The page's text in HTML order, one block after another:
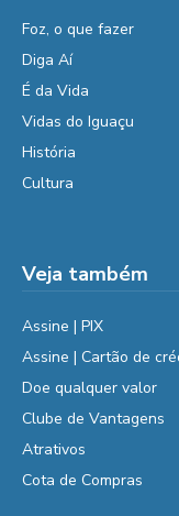
Foz, o que fazer
Diga Aí
É da Vida
Vidas do Iguaçu
História
Cultura
Veja também
Assine | PIX
Assine | Cartão de
Doe qualquer valor
Clube de Vantagens
Atrativos
Cota de Compras